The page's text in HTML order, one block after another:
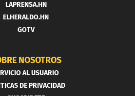
LAPRENSA.HN
ELHERALDO.HN
GOTV
NOSOTROS
AL USUARIO
DE PRIVACIDAD